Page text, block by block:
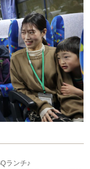
ランチ♪